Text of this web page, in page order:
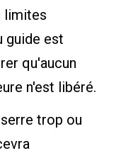
limites
guide est
qu'aucun
n'est libéré.
trop ou